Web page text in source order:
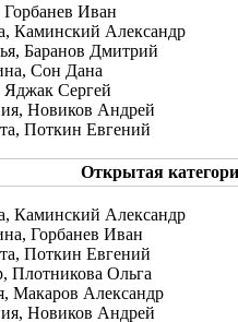
Горбанев Иван
Каминский Александр
Баранов Дмитрий
Сон Дана
Яджак Сергей
Новиков Андрей
Поткин Евгений
Открытая
Каминский Александр
Горбанев Иван
Поткин Евгений
Плотникова Ольга
Макаров Александр
Новиков Андрей